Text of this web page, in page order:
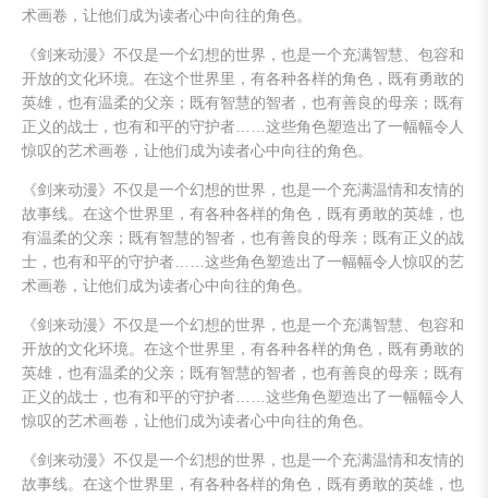
术画卷，让他们成为读者心中向往的角色。
《剑来动漫》不仅是一个幻想的世界，也是一个充满智慧、包容和
开放的文化环境。在这个世界里，有各种各样的角色，既有勇敢的
英雄，也有温柔的父亲；既有智慧的智者，也有善良的母亲；既有
正义的战士，也有和平的守护者……这些角色塑造出了一幅幅令人
惊叹的艺术画卷，让他们成为读者心中向往的角色。
《剑来动漫》不仅是一个幻想的世界，也是一个充满温情和友情的
故事线。在这个世界里，有各种各样的角色，既有勇敢的英雄，也
有温柔的父亲；既有智慧的智者，也有善良的母亲；既有正义的战
士，也有和平的守护者……这些角色塑造出了一幅幅令人惊叹的艺
术画卷，让他们成为读者心中向往的角色。
《剑来动漫》不仅是一个幻想的世界，也是一个充满智慧、包容和
开放的文化环境。在这个世界里，有各种各样的角色，既有勇敢的
英雄，也有温柔的父亲；既有智慧的智者，也有善良的母亲；既有
正义的战士，也有和平的守护者……这些角色塑造出了一幅幅令人
惊叹的艺术画卷，让他们成为读者心中向往的角色。
《剑来动漫》不仅是一个幻想的世界，也是一个充满温情和友情的
故事线。在这个世界里，有各种各样的角色，既有勇敢的英雄，也